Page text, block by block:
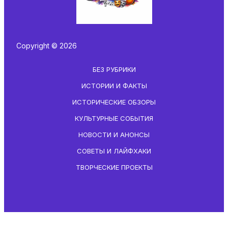
Copyright © 2026
БЕЗ РУБРИКИ
ИСТОРИИ И ФАКТЫ
ИСТОРИЧЕСКИЕ ОБЗОРЫ
КУЛЬТУРНЫЕ СОБЫТИЯ
НОВОСТИ И АНОНСЫ
СОВЕТЫ И ЛАЙФХАКИ
ТВОРЧЕСКИЕ ПРОЕКТЫ